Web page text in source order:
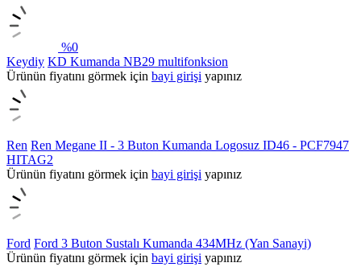
%0
Keydiy KD Kumanda NB29 multifonksion
Ürünün fiyatını görmek için bayi girişi yapınız
Ren Ren Megane II - 3 Buton Kumanda Logosuz ID46 - PCF7947
HITAG2
Ürünün fiyatını görmek için bayi girişi yapınız
Ford Ford 3 Buton Sustalı Kumanda 434MHz (Yan Sanayi)
Ürünün fiyatını görmek için bayi girişi yapınız